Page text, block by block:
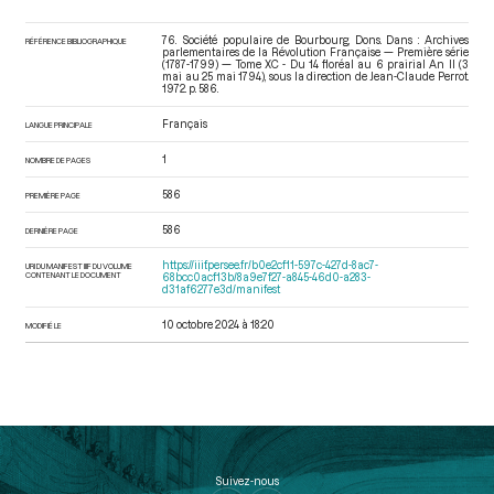
RÉFÉRENCE BIBLIOGRAPHIQUE
76. Société populaire de Bourbourg, Dons. Dans : Archives
parlementaires de la Révolution Française — Première série
(1787-1799) — Tome XC - Du 14 floréal au 6 prairial An II (3
mai au 25 mai 1794) , sous la direction de Jean-Claude Perrot.
1972. p. 586.
LANGUE PRINCIPALE Français
NOMBRE DE PAGES 1
PREMIÈRE PAGE 586
DERNIÈRE PAGE 586
URI DU MANIFEST IIIF DU VOLUME
CONTENANT LE DOCUMENT
https://iiif.persee.fr/b0e2cf11-597c-427d-8ac7-
68bcc0acf13b/8a9e7f27-a845-46d0-a283-
d31af6277e3d/manifest
MODIFIÉ LE 10 octobre 2024 à 18:20
Suivez-nous